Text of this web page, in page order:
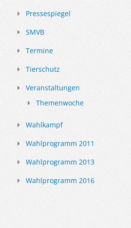
Pressespiegel
SMVB
Termine
Tierschutz
Veranstaltungen
Themenwoche
Wahlkampf
Wahlprogramm 2011
Wahlprogramm 2013
Wahlprogramm 2016